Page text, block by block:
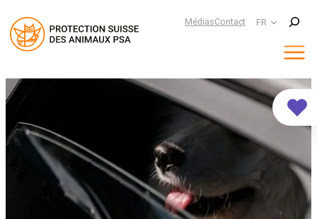
MédiasContact FR
Suchen